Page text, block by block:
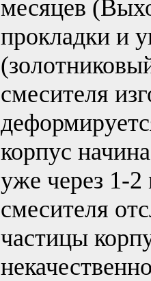
месяцев
прокладки и
смесителя
корпус
уже через 1-2
смесителя
частицы